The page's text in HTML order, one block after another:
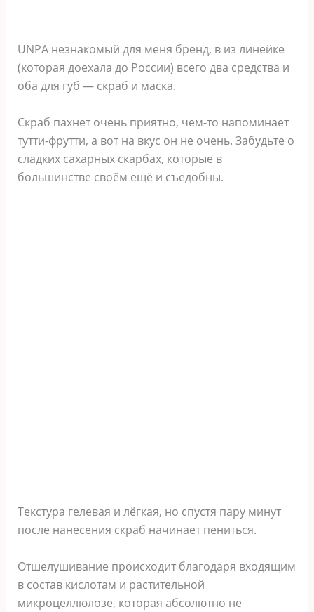
UNPA незнакомый для меня бренд, в из линейке
(которая доехала до России) всего два средства и
оба для губ — скраб и маска.
Скраб пахнет очень приятно, чем-то напоминает
тутти-фрутти, а вот на вкус он не очень. Забудьте о
сладких сахарных скарбах, которые в
большинстве своём ещё и съедобны.
Текстура гелевая и лёгкая, но спустя пару минут
после нанесения скраб начинает пениться.
Отшелушивание происходит благодаря входящим
в состав кислотам и растительной
микроцеллюлозе, которая абсолютно не